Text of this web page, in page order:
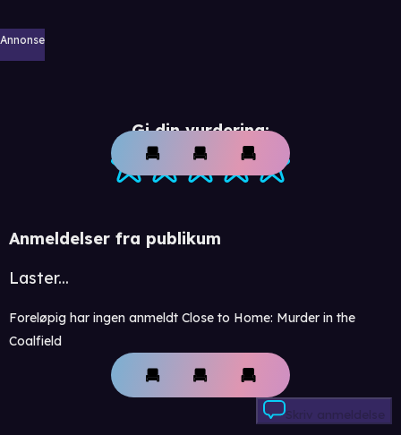
Annonse
Gi din vurdering:
Anmeldelser fra publikum
Laster...
Foreløpig har ingen anmeldt Close to Home: Murder in the
Coalfield
Skriv anmeldelse